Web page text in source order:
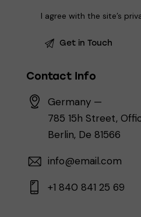
I agree with the site’s
Contact Info
Germany —
785 15h Street,
Berlin, De 81566
info@email.com
+1 840 841 25 69